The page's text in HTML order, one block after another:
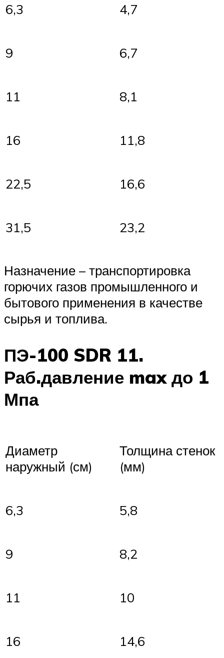
6,3 4,7
9 6,7
11 8,1
16 11,8
22,5 16,6
31,5 23,2
Назначение – транспортировка
горючих газов промышленного и
бытового применения в качестве
сырья и топлива.
ПЭ-100 SDR 11.
Раб.давление max до 1
Мпа
Диаметр
наружный (см)
Толщина стенок
(мм)
6,3 5,8
9 8,2
11 10
16 14,6